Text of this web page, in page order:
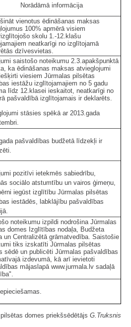
Norādāmā informācija
vienotus ēdināšanas maksas
100% apmērā visiem
skolu 1.-12.klašu
neatkarīgi no izglītojamā
dzīvesvietas.
saistošo noteikumu 2.3.apakšpunktā
ka ēdināšanas maksas atvieglojumi
viesiem Jūrmalas pilsētas
iestāžu izglītojamajiem no 5 gadu
līdz 12.klasei ieskaitot, neatkarīgi no
pašvaldībā izglītojamais ir deklarēts.
stāsies spēkā ar 2013.gada
pašvaldības budžetā līdzekļi ir
pozitīvi ietekmēs sabiedrību,
sociālo atstumtību un vairos ģimeņu,
iegūst izglītību Jūrmalas pilsētas
iestādēs, labklājību pašvaldības
noteikumu izpildi nodrošina Jūrmalas
domes Izglītības nodaļa, Budžeta
un Centralizētā grāmatvedība. Saistošie
tiks izskatīti Jūrmalas pilsētas
sēdē un publicēti Jūrmalas pašvaldības
izdevumā, kā arī ievietoti
mājaslapā www.jurmala.lv sadaļā
domes priekšsēdētājs G.Truksnis